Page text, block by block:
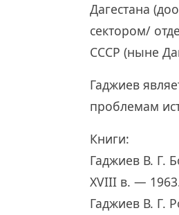
Дагестана
сектором/
СССР (ныне
Гаджиев
проблемам
Книги:
Гаджиев В. Г.
XVIII в. —
Гаджиев В. Г.